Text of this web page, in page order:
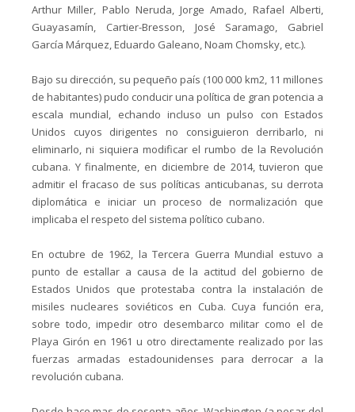
Arthur Miller, Pablo Neruda, Jorge Amado, Rafael Alberti,
Guayasamín, Cartier-Bresson, José Saramago, Gabriel
García Márquez, Eduardo Galeano, Noam Chomsky, etc.).
Bajo su dirección, su pequeño país (100 000 km2, 11 millones
de habitantes) pudo conducir una política de gran potencia a
escala mundial, echando incluso un pulso con Estados
Unidos cuyos dirigentes no consiguieron derribarlo, ni
eliminarlo, ni siquiera modificar el rumbo de la Revolución
cubana. Y finalmente, en diciembre de 2014, tuvieron que
admitir el fracaso de sus políticas anticubanas, su derrota
diplomática e iniciar un proceso de normalización que
implicaba el respeto del sistema político cubano.
En octubre de 1962, la Tercera Guerra Mundial estuvo a
punto de estallar a causa de la actitud del gobierno de
Estados Unidos que protestaba contra la instalación de
misiles nucleares soviéticos en Cuba. Cuya función era,
sobre todo, impedir otro desembarco militar como el de
Playa Girón en 1961 u otro directamente realizado por las
fuerzas armadas estadounidenses para derrocar a la
revolución cubana.